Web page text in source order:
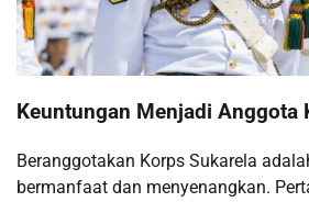
Keuntungan Menjadi Anggota
Beranggotakan Korps Sukarela
bermanfaat dan menyenangkan.